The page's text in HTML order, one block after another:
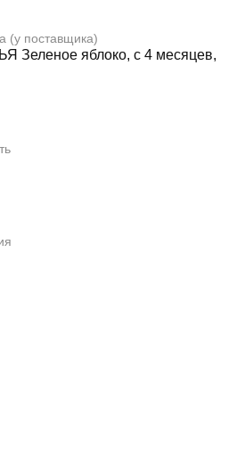
(у поставщика)
яблоко, с 4 месяцев,